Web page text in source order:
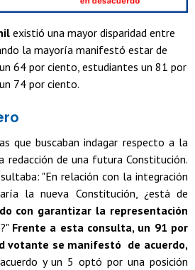
existió una mayor disparidad entre
la mayoría manifestó estar de
64 por ciento, estudiantes un 81 por
74 por ciento.
que buscaban indagar respecto a la
redacción de una futura Constitución.
"En relación con la integración
la nueva Constitución, ¿está de
con garantizar la representación
?" Frente a esta consulta, un 91 por
votante se manifestó de acuerdo,
y un 5 optó por una posición